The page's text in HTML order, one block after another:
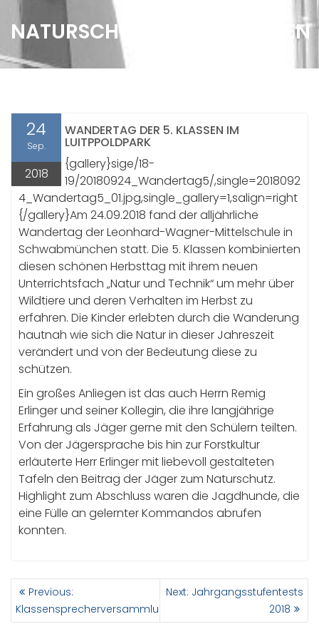
NATURSCHUTZ ZUM ANFASSEN
24
Sep.
2018
WANDERTAG DER 5. KLASSEN IM
LUITPPOLDPARK
{gallery}sige/18-
19/20180924_Wandertag5/,single=2018092
4_Wandertag5_01.jpg,single_gallery=1,salign=right
{/gallery}Am 24.09.2018 fand der alljährliche
Wandertag der Leonhard-Wagner-Mittelschule in
Schwabmünchen statt. Die 5. Klassen kombinierten
diesen schönen Herbsttag mit ihrem neuen
Unterrichtsfach „Natur und Technik“ um mehr über
Wildtiere und deren Verhalten im Herbst zu
erfahren. Die Kinder erlebten durch die Wanderung
hautnah wie sich die Natur in dieser Jahreszeit
verändert und von der Bedeutung diese zu
schützen.
Ein großes Anliegen ist das auch Herrn Remig
Erlinger und seiner Kollegin, die ihre langjährige
Erfahrung als Jäger gerne mit den Schülern teilten.
Von der Jägersprache bis hin zur Forstkultur
erläuterte Herr Erlinger mit liebevoll gestalteten
Tafeln den Beitrag der Jäger zum Naturschutz.
Highlight zum Abschluss waren die Jagdhunde, die
eine Fülle an gelernter Kommandos abrufen
konnten.
BEITRAGSNAVIGATION
Previous:
post:
Klassensprecherversammlung
Next: Next
Jahrgangsstufentests
2018